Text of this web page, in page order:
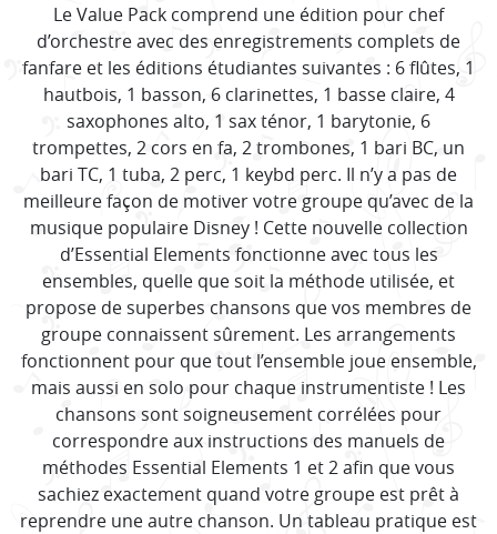
Le Value Pack comprend une édition pour chef
d’orchestre avec des enregistrements complets de
fanfare et les éditions étudiantes suivantes : 6 flûtes, 1
hautbois, 1 basson, 6 clarinettes, 1 basse claire, 4
saxophones alto, 1 sax ténor, 1 barytonie, 6
trompettes, 2 cors en fa, 2 trombones, 1 bari BC, un
bari TC, 1 tuba, 2 perc, 1 keybd perc. Il n’y a pas de
meilleure façon de motiver votre groupe qu’avec de la
musique populaire Disney ! Cette nouvelle collection
d’Essential Elements fonctionne avec tous les
ensembles, quelle que soit la méthode utilisée, et
propose de superbes chansons que vos membres de
groupe connaissent sûrement. Les arrangements
fonctionnent pour que tout l’ensemble joue ensemble,
mais aussi en solo pour chaque instrumentiste ! Les
chansons sont soigneusement corrélées pour
correspondre aux instructions des manuels de
méthodes Essential Elements 1 et 2 afin que vous
sachiez exactement quand votre groupe est prêt à
reprendre une autre chanson. Un tableau pratique est